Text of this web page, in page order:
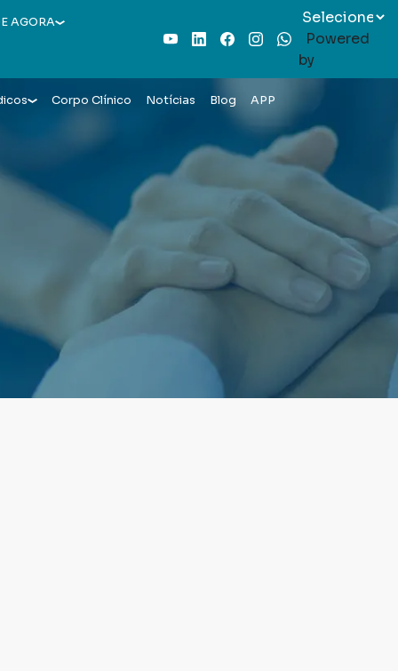
AGORA
YoutubeLinkedInFacebook
InstagramWhatsAppPowered
by
Corpo Clínico Notícias Blog APP